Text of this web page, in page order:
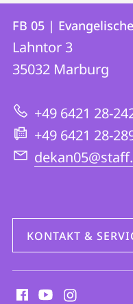
Kontakt
und
Informationen
zur
Website
FB
05
Evangelische
Theologie
FB 05 |
Lahntor 3
35032 Marburg
+49 6421 28-
+49 6421 28-
KONTAKT &